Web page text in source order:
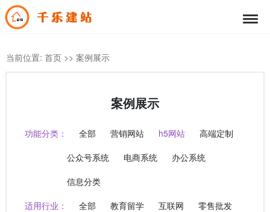
当前位置: 首页 >> 案例展示
案例展示
功能分类： 全部 营销网站 h5网站
高端定制
公众号系统
电商系统
办公系统
信息分类
适用行业：
全部 教育留学 互联网
零售批发